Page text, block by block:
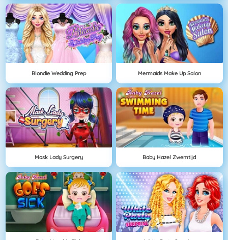
Blondie Wedding Prep Mermaids Make Up Salon
Mask Lady Surgery Baby Hazel Zwemtijd